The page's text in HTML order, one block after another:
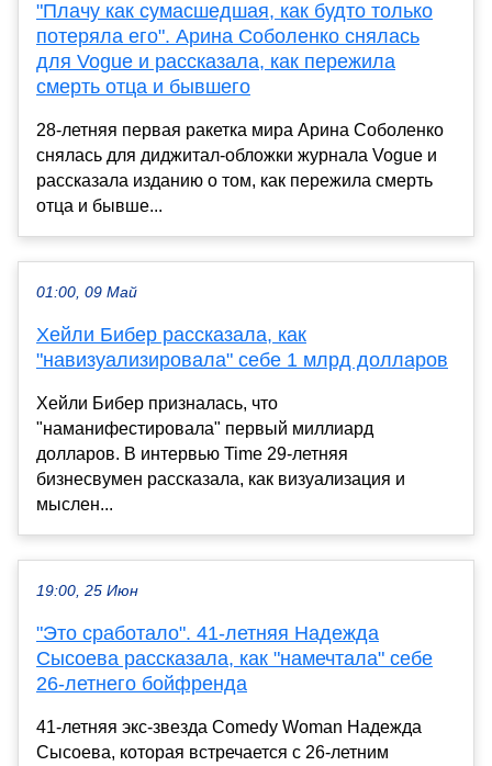
"Плачу как сумасшедшая, как будто только
потеряла его". Арина Соболенко снялась
для Vogue и рассказала, как пережила
смерть отца и бывшего
28-летняя первая ракетка мира Арина Соболенко
снялась для диджитал-обложки журнала Vogue и
рассказала изданию о том, как пережила смерть
отца и бывше...
01:00, 09 Май
Хейли Бибер рассказала, как
"навизуализировала" себе 1 млрд долларов
Хейли Бибер призналась, что
"наманифестировала" первый миллиард
долларов. В интервью Time 29-летняя
бизнесвумен рассказала, как визуализация и
мыслен...
19:00, 25 Июн
"Это сработало". 41-летняя Надежда
Сысоева рассказала, как "намечтала" себе
26-летнего бойфренда
41-летняя экс-звезда Comedy Woman Надежда
Сысоева, которая встречается с 26-летним